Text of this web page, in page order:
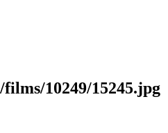
10249/15245.jpg